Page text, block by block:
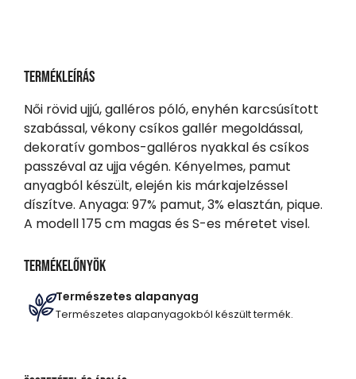
Termékleírás
Női rövid ujjú, galléros póló, enyhén karcsúsított
szabással, vékony csíkos gallér megoldással,
dekoratív gombos-galléros nyakkal és csíkos
passzéval az ujja végén. Kényelmes, pamut
anyagból készült, elején kis márkajelzéssel
díszítve. Anyaga: 97% pamut, 3% elasztán, pique.
A modell 175 cm magas és S-es méretet visel.
Termékelőnyök
Természetes alapanyag
Természetes alapanyagokból készült termék.